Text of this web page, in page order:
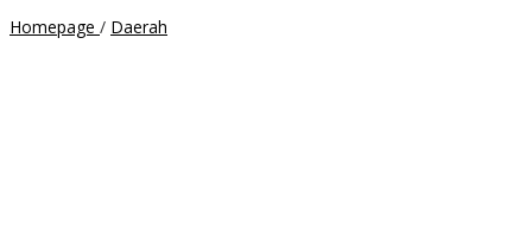
Homepage / Daerah